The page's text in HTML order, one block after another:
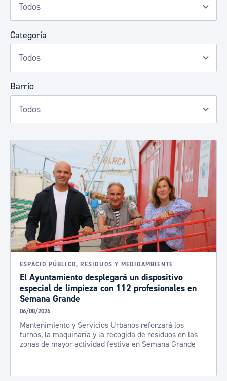
Categoría
Barrio
ESPACIO PÚBLICO, RESIDUOS Y MEDIOAMBIENTE
El Ayuntamiento desplegará un dispositivo
especial de limpieza con 112 profesionales en
Semana Grande
06/08/2026
Mantenimiento y Servicios Urbanos reforzará los
turnos, la maquinaria y la recogida de residuos en las
zonas de mayor actividad festiva en Semana Grande